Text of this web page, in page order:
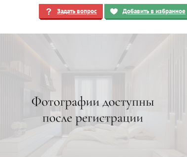
Задать вопрос Добавить в избранное